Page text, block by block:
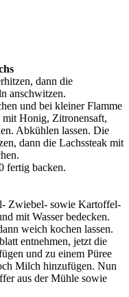
dann die
anschwitzen.
und bei kleiner Flamme
Honig, Zitronensaft,
Abkühlen lassen. Die
dann die Lachssteak mit
fertig backen.
Zwiebel- sowie Kartoffel-
mit Wasser bedecken.
weich kochen lassen.
entnehmen, jetzt die
und zu einem Püree
Milch hinzufügen. Nun
aus der Mühle sowie